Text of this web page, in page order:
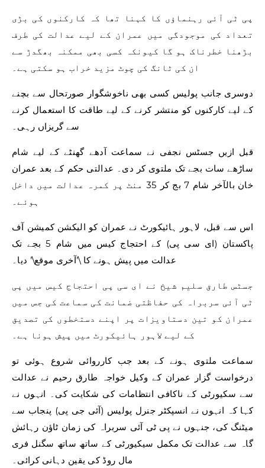
پی ٹی آئی رہنماؤں کا کہنا تھا کہ کارکنوں کی بڑی
تعداد کی موجودگی میں عمران کے لیے عدالت کی طرف
بڑھنا خطرناک ہو گا کیونکہ کسی بھی ممکنہ بھگدڑ سے
ان کی ٹانگ کی چوٹ مزید خراب ہو سکتی ہے۔
دوسری جانب پولیس کسی بھی ناخوشگوار صورتحال سے بچنے
کے لیے کارکنوں کو منتشر کرنے کے لیے طاقت کا استعمال کرنے
سے گریزاں رہی۔
قبل ازیں جسٹس نجفی نے سماعت آدھے گھنٹے کے لیے شام
ساڑھے سات بجے تک ملتوی کر دی۔ عدالتی حکم کے بعد عمران
خان بالآخر شام 7 بج کر 35 منٹ پر کمرہ عدالت میں داخل
ہوئے۔
اس سے قبل، لاہور ہائیکورٹ نے عمران کو الیکشن کمیشن آف
پاکستان (ای سی پی) کے احتجاج کیس میں شام 5 بجے تک
عدالت میں پیش ہونے کا \’آخری موقع\’ دیا۔
جسٹس طارق سلیم شیخ نے ای سی پی احتجاج کیس میں پی
ٹی آئی سربراہ کی حفاظتی ضمانت کی سماعت کی جس میں
عمران کو تین دستاویزات پر اپنے دستخطوں کی تصدیق
کے لیے لاہور ہائیکورٹ میں پیش ہونا ہے۔
سماعت ملتوی ہونے کے بعد جب کارروائی شروع ہوئی تو
درخواست گزار عمران کے وکیل خواجہ طارق رحیم نے عدالت
سے سکیورٹی کے ناکافی انتظامات کی شکایت کی۔ انہوں نے
کہا کہ انہوں نے انسپکٹر جنرل پولیس (آئی جی پی) پنجاب سے
میٹنگ کی، جنہوں نے پی ٹی آئی سربراہ کی زمان ٹاؤن رہائش
گاہ سے عدالت تک مکمل سیکیورٹی کے ساتھ ساتھ سگنل فری
مال روڈ کی یقین دہانی کرائی۔